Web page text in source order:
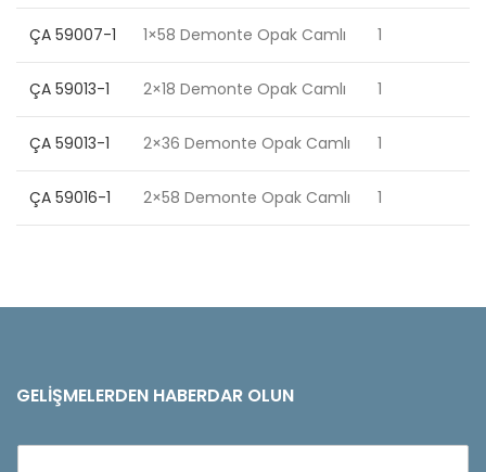
ÇA 59007-1 1×58 Demonte Opak Camlı 1
ÇA 59013-1 2×18 Demonte Opak Camlı 1
ÇA 59013-1 2×36 Demonte Opak Camlı 1
ÇA 59016-1 2×58 Demonte Opak Camlı 1
GELIŞMELERDEN HABERDAR OLUN